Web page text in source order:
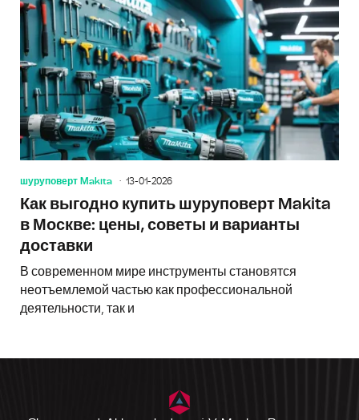
шуруповерт Makita 13-01-2026
Как выгодно купить шуруповерт Makita
в Москве: цены, советы и варианты
доставки
В современном мире инструменты становятся
неотъемлемой частью как профессиональной
деятельности, так и